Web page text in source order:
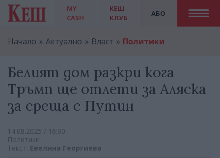
MY
CASH
АБО
КЕШ
КЛУБ
Начало Актуално Власт Политики
Белият дом разкри кога
Тръмп ще отлети за Аляска
за среща с Путин
14.08.2025 / 16:00
Политики
Текст: Евелина Георгиева